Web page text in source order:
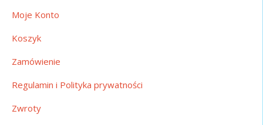
Moje Konto
Koszyk
Zamówienie
Regulamin i Polityka prywatności
Zwroty